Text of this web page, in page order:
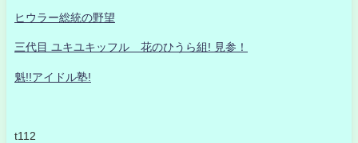
ヒウラー総統の野望
三代目 ユキユキッフル 花のひうら組! 見参！
魁!!アイドル塾!
t112